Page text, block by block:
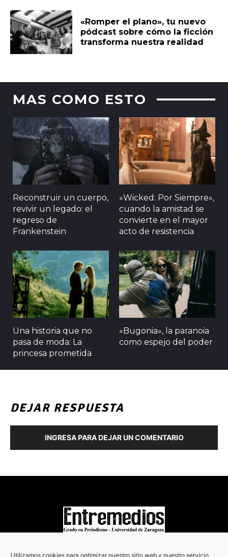
Utilizamos cookies para optimizar nuestro sitio web y nuestro servicio.
«Romper el plano», tu nuevo
pódcast sobre cómo la ficción
transforma nuestra realidad
MAS COMO ESTO
Reconstruir un cuerpo,
revivir un legado: el
regreso de
Frankenstein
«Wicked: Por Siempre»,
cuando la amistad se
convierte en el mayor
acto de resistencia
Una historia que no
pasa de moda: La
princesa prometida
«Bugonia», la paranoia
como espejo del poder
DEJAR RESPUESTA
INGRESA PARA DEJAR UN COMENTARIO